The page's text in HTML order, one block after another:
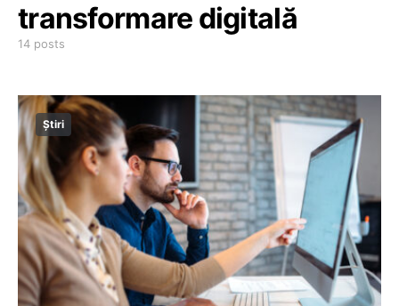
transformare digitală
14 posts
Știri